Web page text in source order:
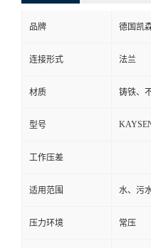
品牌 德国凯
连接形式 法兰
材质 铸铁、
型号
工作压差
适用范围 水、污
压力环境 常压